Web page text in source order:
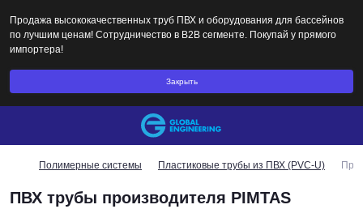
Продажа высококачественных труб ПВХ и оборудования для бассейнов
по лучшим ценам! Сотрудничество в B2B сегменте. Покупай у прямого
импортера!
Закрыть
Полимерные системы Пластиковые трубы из ПВХ (PVC-U)
ПВХ трубы производителя PIMTAS